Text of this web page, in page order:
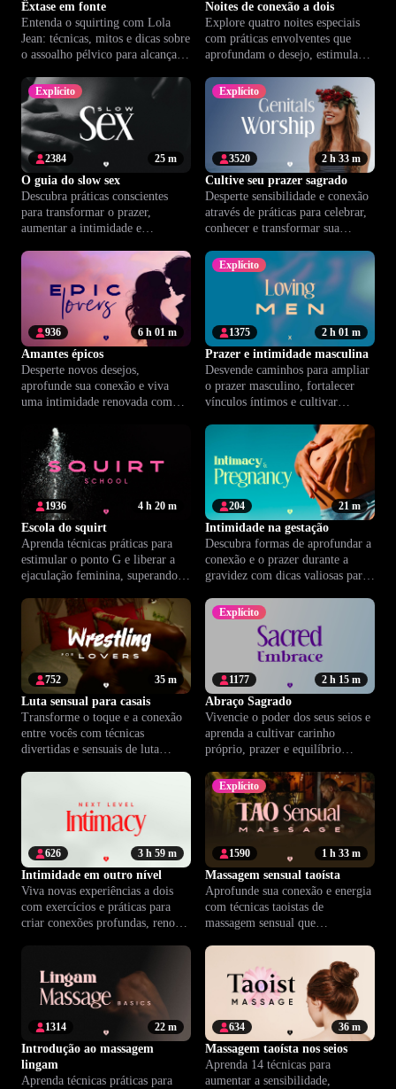
Êxtase em fonte
Entenda o squirting com Lola
Jean: técnicas, mitos e dicas sobre
o assoalho pélvico para alcançar
Noites de conexão a dois
Explore quatro noites especiais
com práticas envolventes que
aprofundam o desejo, estimulam
vínculo a dois.
Explícito
25 m
2384
O guia do slow sex
Descubra práticas conscientes
para transformar o prazer,
aumentar a intimidade e
seu parceiro.
Explícito
2 h 33 m
3520
Cultive seu prazer sagrado
Desperte sensibilidade e conexão
através de práticas para celebrar,
conhecer e transformar sua
energia íntima.
6 h 01 m
936
Amantes épicos
Desperte novos desejos,
aprofunde sua conexão e viva
uma intimidade renovada com
relação a dois.
Explícito
2 h 01 m
1375
Prazer e intimidade masculina
Desvende caminhos para ampliar
o prazer masculino, fortalecer
vínculos íntimos e cultivar
4 h 20 m
1936
Escola do squirt
Aprenda técnicas práticas para
estimular o ponto G e liberar a
ejaculação feminina, superando
conexão.
21 m
204
Intimidade na gestação
Descubra formas de aprofundar a
conexão e o prazer durante a
gravidez com dicas valiosas para
especial para o casal.
35 m
752
Luta sensual para casais
Transforme o toque e a conexão
entre vocês com técnicas
divertidas e sensuais de luta
aproxime-se ainda mais.
Explícito
2 h 15 m
1177
Abraço Sagrado
Vivencie o poder dos seus seios e
aprenda a cultivar carinho
próprio, prazer e equilíbrio
consciente.
3 h 59 m
626
Intimidade em outro nível
Viva novas experiências a dois
com exercícios e práticas para
criar conexões profundas, renovar
Explícito
1 h 33 m
1590
Massagem sensual taoísta
Aprofunde sua conexão e energia
com técnicas taoistas de
massagem sensual que
dois.
22 m
1314
Introdução ao massagem
lingam
Aprenda técnicas práticas para
36 m
634
Massagem taoísta nos seios
Aprenda 14 técnicas para
aumentar a sensibilidade,